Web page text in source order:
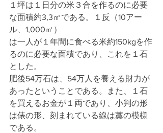
１坪は１日分の米３合を作るのに必要
な面積約3,3㎡である。１反（10アー
ル、1,000㎡）
は一人が１年間に食べる米約150kgを作
るのに必要な面積であり、これを１石
とした。
肥後54万石は、54万人を養える財力が
あったということである。また、１石
を買えるお金が１両であり、小判の形
は俵の形、刻まれている線は藁の模様
である。